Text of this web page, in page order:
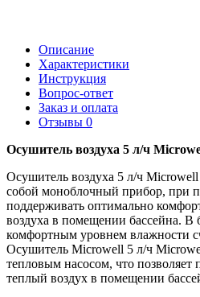
Описание
Характеристики
Инструкция
Вопрос-ответ
Заказ и оплата
Отзывы 0
Осушитель воздуха 5 л/ч
Осушитель воздуха 5 л/ч
собой моноблочный прибор, при
поддерживать оптимально
воздуха в помещении бассейна. В
комфортным уровнем влажности
Осушитель Microwell 5 л/ч
тепловым насосом, что позволяет
теплый воздух в помещении